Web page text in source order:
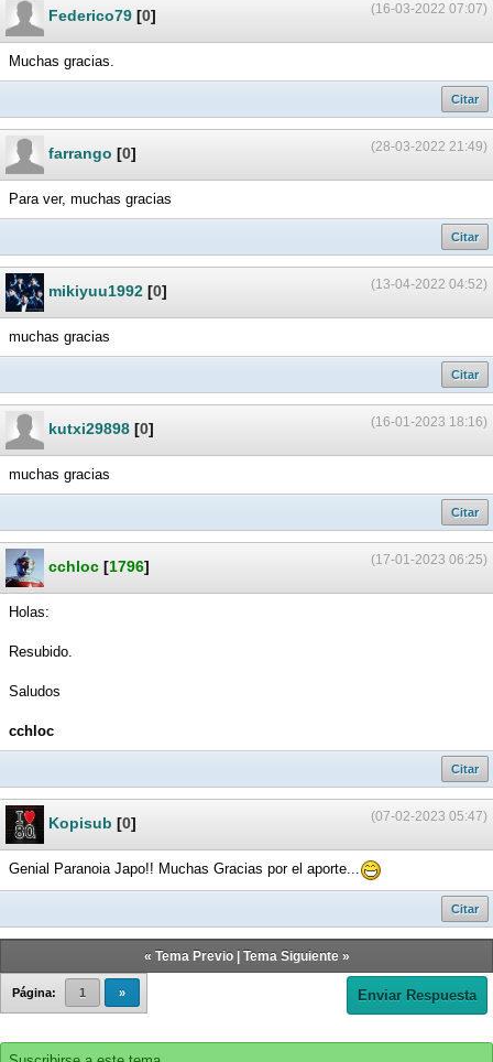
(16-03-2022 07:07)
Federico79 [0]
Muchas gracias.
Citar
(28-03-2022 21:49)
farrango [0]
Para ver, muchas gracias
Citar
(13-04-2022 04:52)
mikiyuu1992 [0]
muchas gracias
Citar
(16-01-2023 18:16)
kutxi29898 [0]
muchas gracias
Citar
(17-01-2023 06:25)
cchloc [1796]
Holas:
Resubido.
Saludos
cchloc
Citar
(07-02-2023 05:47)
Kopisub [0]
Genial Paranoia Japo!! Muchas Gracias por el aporte...
Citar
« Tema Previo| Tema Siguiente»
Página: 1 » Enviar Respuesta